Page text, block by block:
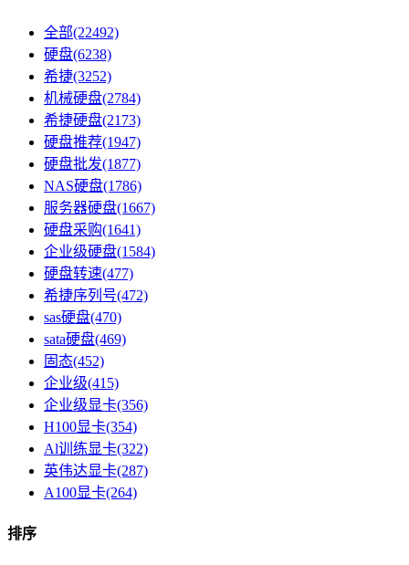
全部(22492)
硬盘(6238)
希捷(3252)
机械硬盘(2784)
希捷硬盘(2173)
硬盘推荐(1947)
硬盘批发(1877)
NAS硬盘(1786)
服务器硬盘(1667)
硬盘采购(1641)
企业级硬盘(1584)
硬盘转速(477)
希捷序列号(472)
sas硬盘(470)
sata硬盘(469)
固态(452)
企业级(415)
企业级显卡(356)
H100显卡(354)
Al训练显卡(322)
英伟达显卡(287)
A100显卡(264)
排序